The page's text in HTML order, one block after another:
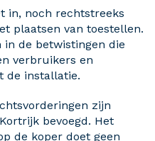
in, noch rechtstreeks
plaatsen van toestellen.
de betwistingen die
verbruikers en
de installatie.
zijn
bevoegd. Het
de koper doet geen